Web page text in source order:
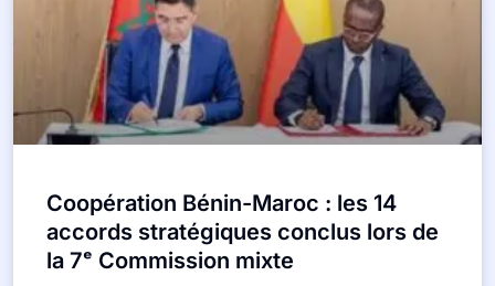
Coopération Bénin-Maroc : les 14
accords stratégiques conclus lors de
la 7ᵉ Commission mixte